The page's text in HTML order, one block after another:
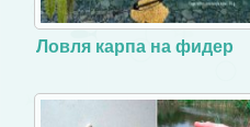
Ловля карпа на фидер